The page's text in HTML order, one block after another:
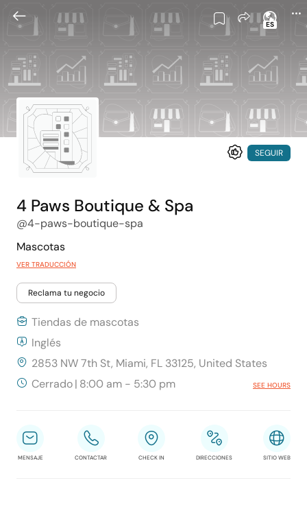
ES
SEGUIR
4 Paws Boutique & Spa
@4-paws-boutique-spa
Mascotas
VER TRADUCCIÓN
Reclama tu negocio
Tiendas de mascotas
Inglés
2853 NW 7th St, Miami, FL 33125, United States
Cerrado| 8:00 am - 5:30 pm SEE HOURS
MENSAJE CONTACTAR CHECK IN DIRECCIONES SITIO WEB